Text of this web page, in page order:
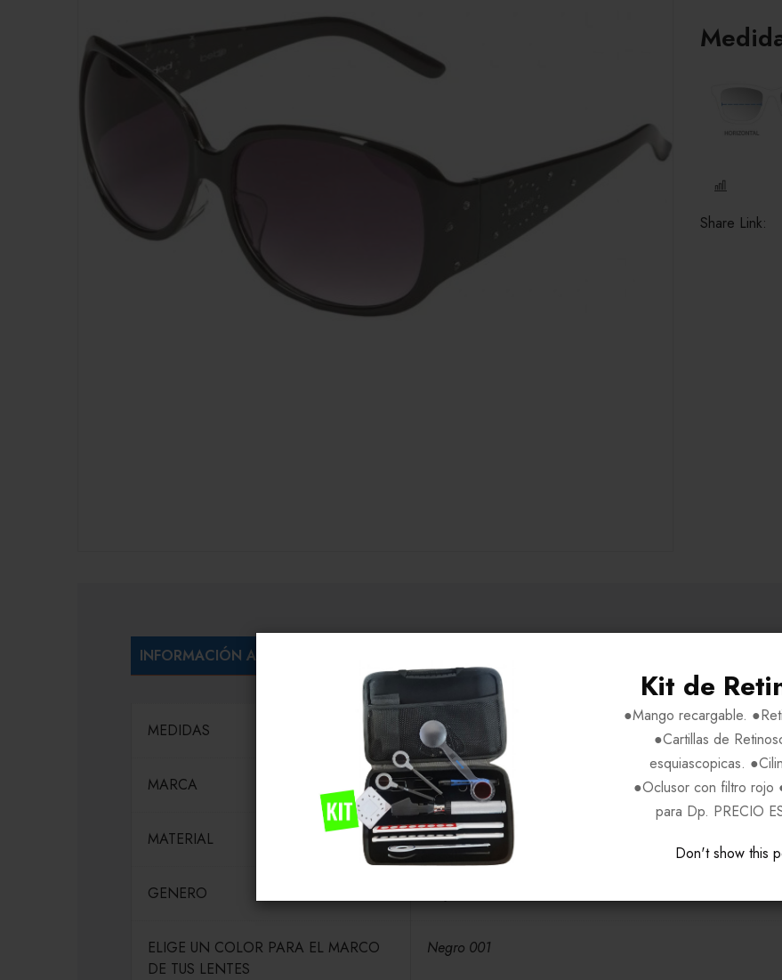
Kit de
●Mango recargable.
●Cartillas de
esquiascopicas.
●Oclusor con filtro rojo
para Dp. PRECIO
Don't show this
Share Link:
INFORMACIÓN ADICIONAL
MEDIDAS H59-V50-P16-VA122
MARCA BEBE
MATERIAL Acetato
GENERO
ELIGE UN COLOR PARA EL MARCO
DE TUS LENTES
Negro 001